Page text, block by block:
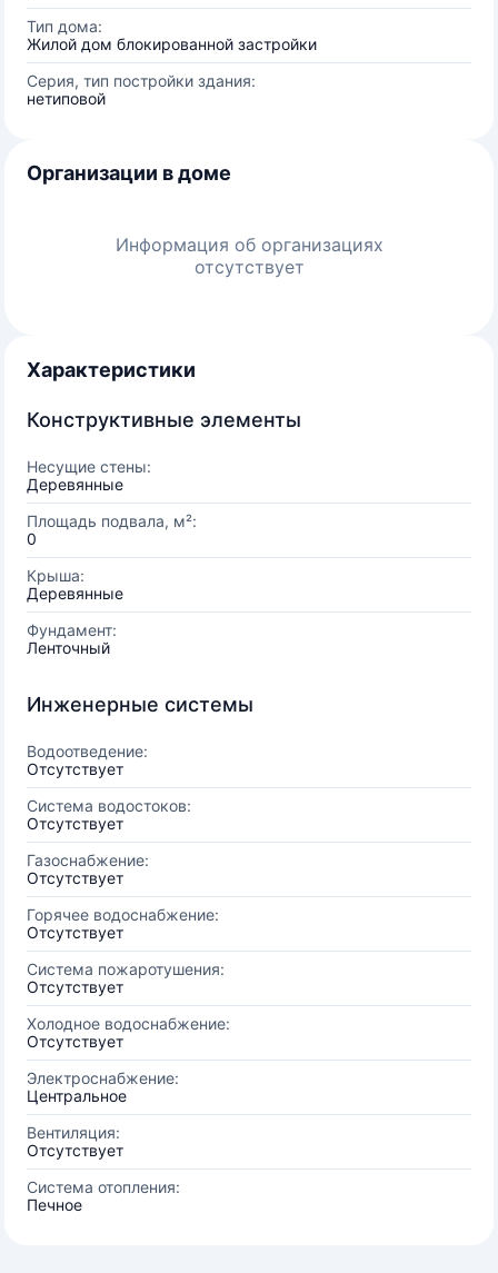
Тип дома:
Жилой дом блокированной застройки
Серия, тип постройки здания:
нетиповой
Организации в доме
Информация об организациях
отсутствует
Характеристики
Конструктивные элементы
Несущие стены:
Деревянные
Площадь подвала, м²:
0
Крыша:
Деревянные
Фундамент:
Ленточный
Инженерные системы
Водоотведение:
Отсутствует
Система водостоков:
Отсутствует
Газоснабжение:
Отсутствует
Горячее водоснабжение:
Отсутствует
Система пожаротушения:
Отсутствует
Холодное водоснабжение:
Отсутствует
Электроснабжение:
Центральное
Вентиляция:
Отсутствует
Система отопления:
Печное